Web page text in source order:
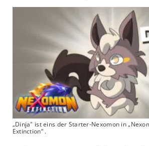
„Dinja" ist eins der Starter-Nexomon in
Extinction“ .